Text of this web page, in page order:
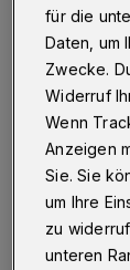
30.12.2021 ,
für die
Daten, um
Zwecke.
Widerruf
Wenn
Anzeigen
Sie. Sie
um Ihre
zu
unteren